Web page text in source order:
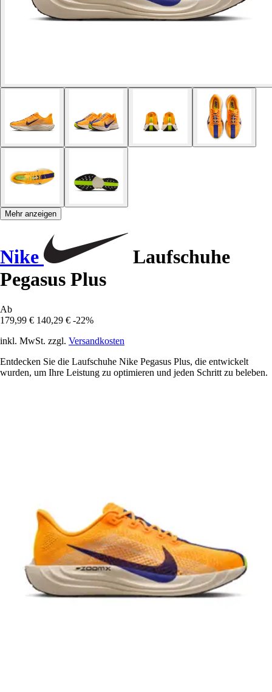
Mehr anzeigen
Nike
Laufschuhe
Pegasus Plus
Ab
179,99 € 140,29 € -22%
inkl. MwSt. zzgl. Versandkosten
Entdecken Sie die Laufschuhe Nike Pegasus Plus, die entwickelt
wurden, um Ihre Leistung zu optimieren und jeden Schritt zu beleben.